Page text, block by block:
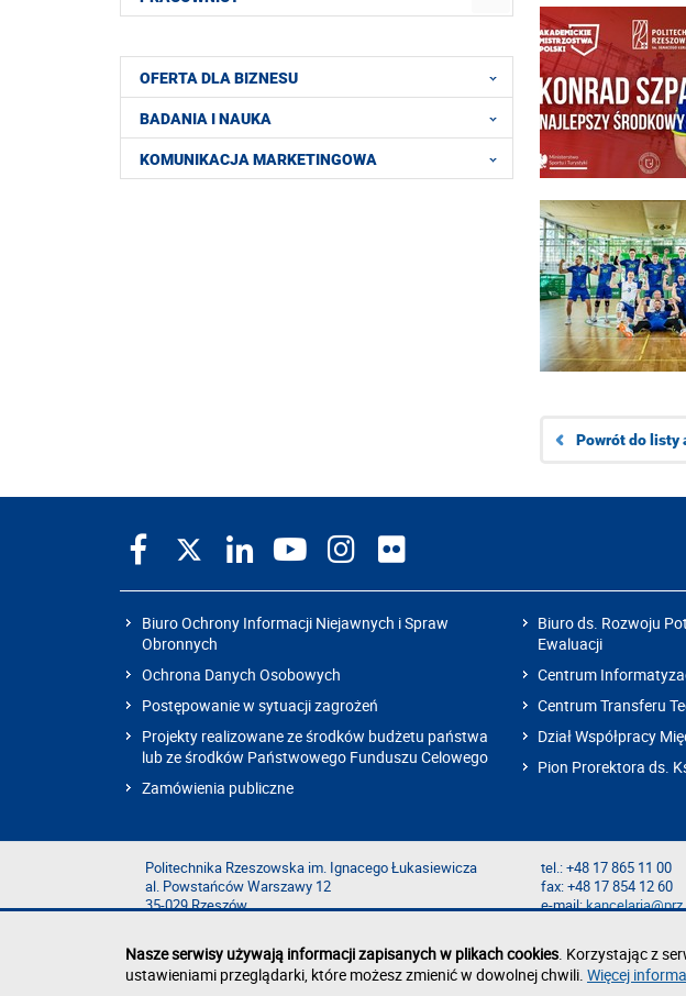
Powrót do listy
OFERTA DLA BIZNESU
BADANIA I NAUKA
KOMUNIKACJA MARKETINGOWA
Biuro Ochrony Informacji Niejawnych i Spraw
Obronnych
Ochrona Danych Osobowych
Postępowanie w sytuacji zagrożeń
Projekty realizowane ze środków budżetu państwa
lub ze środków Państwowego Funduszu Celowego
Zamówienia publiczne
Biuro ds. Rozwoju
Ewaluacji
Centrum
Centrum Transferu
Dział Współpracy
Pion Prorektora ds.
Politechnika Rzeszowska im. Ignacego Łukasiewicza
al. Powstańców Warszawy 12
35-029 Rzeszów
tel.: +48 17 865 11 00
fax: +48 17 854 12 60
e-mail:
Nasze serwisy używają informacji zapisanych w plikach cookies. Korzystając z
ustawieniami przeglądarki, które możesz zmienić w dowolnej chwili. Więcej